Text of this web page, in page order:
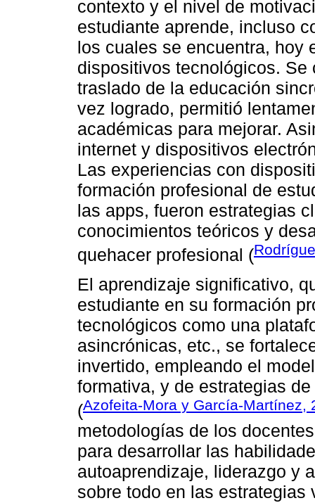
contexto y el nivel de
estudiante aprende, incluso
los cuales se encuentra, hoy
dispositivos tecnológicos.
traslado de la educación
vez logrado, permitió
académicas para mejorar.
internet y dispositivos
Las experiencias con
formación profesional de
las apps, fueron estrategias
conocimientos teóricos y
quehacer profesional (
El aprendizaje significativo,
estudiante en su formación
tecnológicos como una
asincrónicas, etc., se
invertido, empleando el
formativa, y de estrategias
(Azofeita-Mora y García-Martínez,
metodologías de los
para desarrollar las
autoaprendizaje, liderazgo y
sobre todo en las estrategias